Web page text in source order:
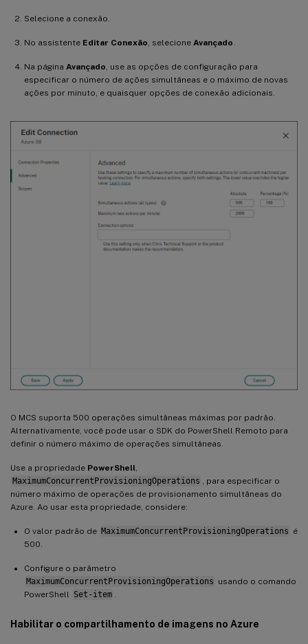
Selecione a conexão.
No assistente Editar Conexão , selecione Avançado
Na página Avançado , use as opções de configuração para
especificar o número de ações simultâneas e o máximo de novas
ações por minuto, e quaisquer opções de conexão adicionais.
O MCS suporta 500 operações simultâneas máximas por padrão.
Alternativamente, você pode usar o SDK do PowerShell Remoto para
definir o número máximo de operações simultâneas.
Use a propriedade PowerShell
MaximumConcurrentProvisioningOperations
, para especificar o
número máximo de operações de provisionamento simultâneas do
Azure. Ao usar esta propriedade, considere:
O valor padrão de MaximumConcurrentProvisioningOperations é
500.
Configure o parâmetro
MaximumConcurrentProvisioningOperations usando o comando
PowerShell
Set-item
Habilitar o compartilhamento de imagens no Azure